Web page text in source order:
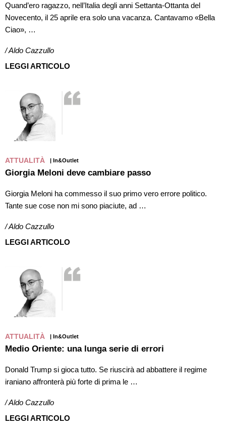
Quand’ero ragazzo, nell’Italia degli anni Settanta-Ottanta del
Novecento, il 25 aprile era solo una vacanza. Cantavamo «Bella
Ciao», …
/ Aldo Cazzullo
LEGGI ARTICOLO
ATTUALITÀ | In&Outlet
Giorgia Meloni deve cambiare passo
Giorgia Meloni ha commesso il suo primo vero errore politico.
Tante sue cose non mi sono piaciute, ad …
/ Aldo Cazzullo
LEGGI ARTICOLO
ATTUALITÀ | In&Outlet
Medio Oriente: una lunga serie di errori
Donald Trump si gioca tutto. Se riuscirà ad abbattere il regime
iraniano affronterà più forte di prima le …
/ Aldo Cazzullo
LEGGI ARTICOLO